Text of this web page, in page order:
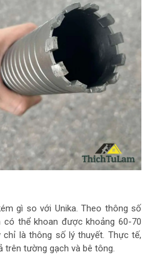
gì so với Unika. Theo thông số
thể khoan được khoảng 60-70
chỉ là thông số lý thuyết. Thực tế,
trên tường gạch và bê tông.